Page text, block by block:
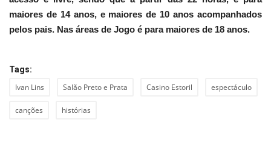
maiores de 14 anos, e maiores de 10 anos acompanhados
pelos pais. Nas áreas de Jogo é para maiores de 18 anos.
Tags:
Ivan Lins Salão Preto e Prata Casino Estoril espectáculo
canções histórias